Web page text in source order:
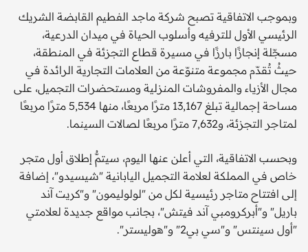
وبموجب الاتفاقية تصبح شركة ماجد الفطيم القابضة الشريك
الرئيسي الأول للترفيه وأسلوب الحياة في ميدان الدرعية،
مسجّلة إنجازًا بارزًا في مسيرة قطاع التجزئة في المنطقة،
حيثُ تُقدّم مجموعة متنوّعة من العلامات التجارية الرائدة في
مجال الأزياء والمفروشات المنزلية ومستحضرات التجميل، على
مساحة إجمالية تبلغ 13,167 مترًا مربعًا، منها 5,534 مترًا مربعًا
لمتاجر التجزئة، و7,632 مترًا مربعًا لصالات السينما.
وبحسب الاتفاقية، التي أعلن عنها اليوم، سيتمُّ إطلاق أول متجر
خاص في المملكة لعلامة التجميل اليابانية "شيسيدو"، إضافة
إلى افتتاح متاجر رئيسية لكل من "لولوليمون" و"كريت آند
باريل" و"أبركرومبي آند فيتش"، بجانب مواقع جديدة لعلامتي
"أول سينتس" و"سي بي2" و"هوليستر".